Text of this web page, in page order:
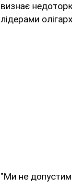
визнає
лідерами
"Ми не